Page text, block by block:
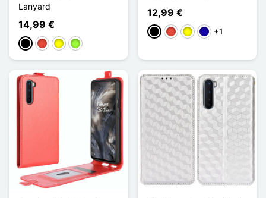
Lanyard
14,99 €
Schwarz
Rot GelbApfelgrün
12,99 €
Schwarz
Rot GelbDunkelblau
+1